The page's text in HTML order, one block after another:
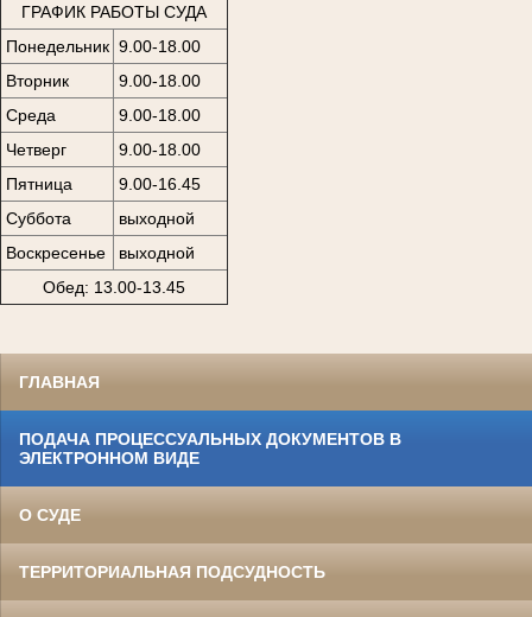
ГРАФИК РАБОТЫ СУДА
Понедельник 9.00-18.00
Вторник
9.00-18.00
Среда
9.00-18.00
Четверг
9.00-18.00
Пятница
9.00-16.45
Суббота
выходной
Воскресенье
выходной
Обед: 13.00-13.45
ГЛАВНАЯ
ПОДАЧА ПРОЦЕССУАЛЬНЫХ ДОКУМЕНТОВ В
ЭЛЕКТРОННОМ ВИДЕ
О СУДЕ
ТЕРРИТОРИАЛЬНАЯ ПОДСУДНОСТЬ